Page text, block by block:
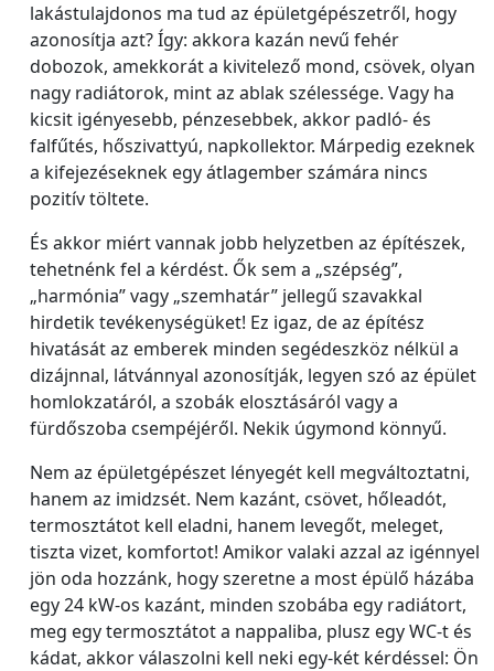
lakástulajdonos ma tud az épületgépészetről, hogy
azonosítja azt? Így: akkora kazán nevű fehér
dobozok, amekkorát a kivitelező mond, csövek, olyan
nagy radiátorok, mint az ablak szélessége. Vagy ha
kicsit igényesebb, pénzesebbek, akkor padló- és
falfűtés, hőszivattyú, napkollektor. Márpedig ezeknek
a kifejezéseknek egy átlagember számára nincs
pozitív töltete.
És akkor miért vannak jobb helyzetben az építészek,
tehetnénk fel a kérdést. Ők sem a „szépség”,
„harmónia” vagy „szemhatár” jellegű szavakkal
hirdetik tevékenységüket! Ez igaz, de az építész
hivatását az emberek minden segédeszköz nélkül a
dizájnnal, látvánnyal azonosítják, legyen szó az épület
homlokzatáról, a szobák elosztásáról vagy a
fürdőszoba csempéjéről. Nekik úgymond könnyű.
Nem az épületgépészet lényegét kell megváltoztatni,
hanem az imidzsét. Nem kazánt, csövet, hőleadót,
termosztátot kell eladni, hanem levegőt, meleget,
tiszta vizet, komfortot! Amikor valaki azzal az igénnyel
jön oda hozzánk, hogy szeretne a most épülő házába
egy 24 kW-os kazánt, minden szobába egy radiátort,
meg egy termosztátot a nappaliba, plusz egy WC-t és
kádat, akkor válaszolni kell neki egy-két kérdéssel: Ön